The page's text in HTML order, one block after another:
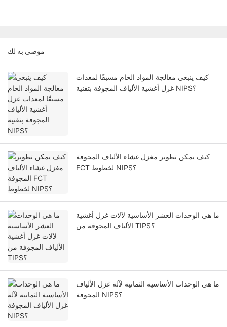
موصى به لك
كيف ينبغي معالجة المواد الخام مسبقًا لمعدات
غزل أغشية الألياف المجوفة بتقنية NIPS؟
كيف يمكن تطوير مغزل غشاء الألياف المجوفة
FCT لخطوط NIPS؟
ما هي الوحدات العشر الأساسية لآلات غزل أغشية
الألياف المجوفة من TIPS؟
ما هي الوحدات الأساسية الثمانية لآلة غزل الألياف
المجوفة NIPS؟